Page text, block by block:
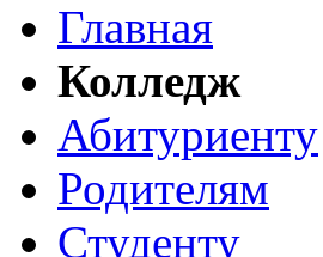
Главная
Колледж
Абитуриенту
Родителям
Студенту